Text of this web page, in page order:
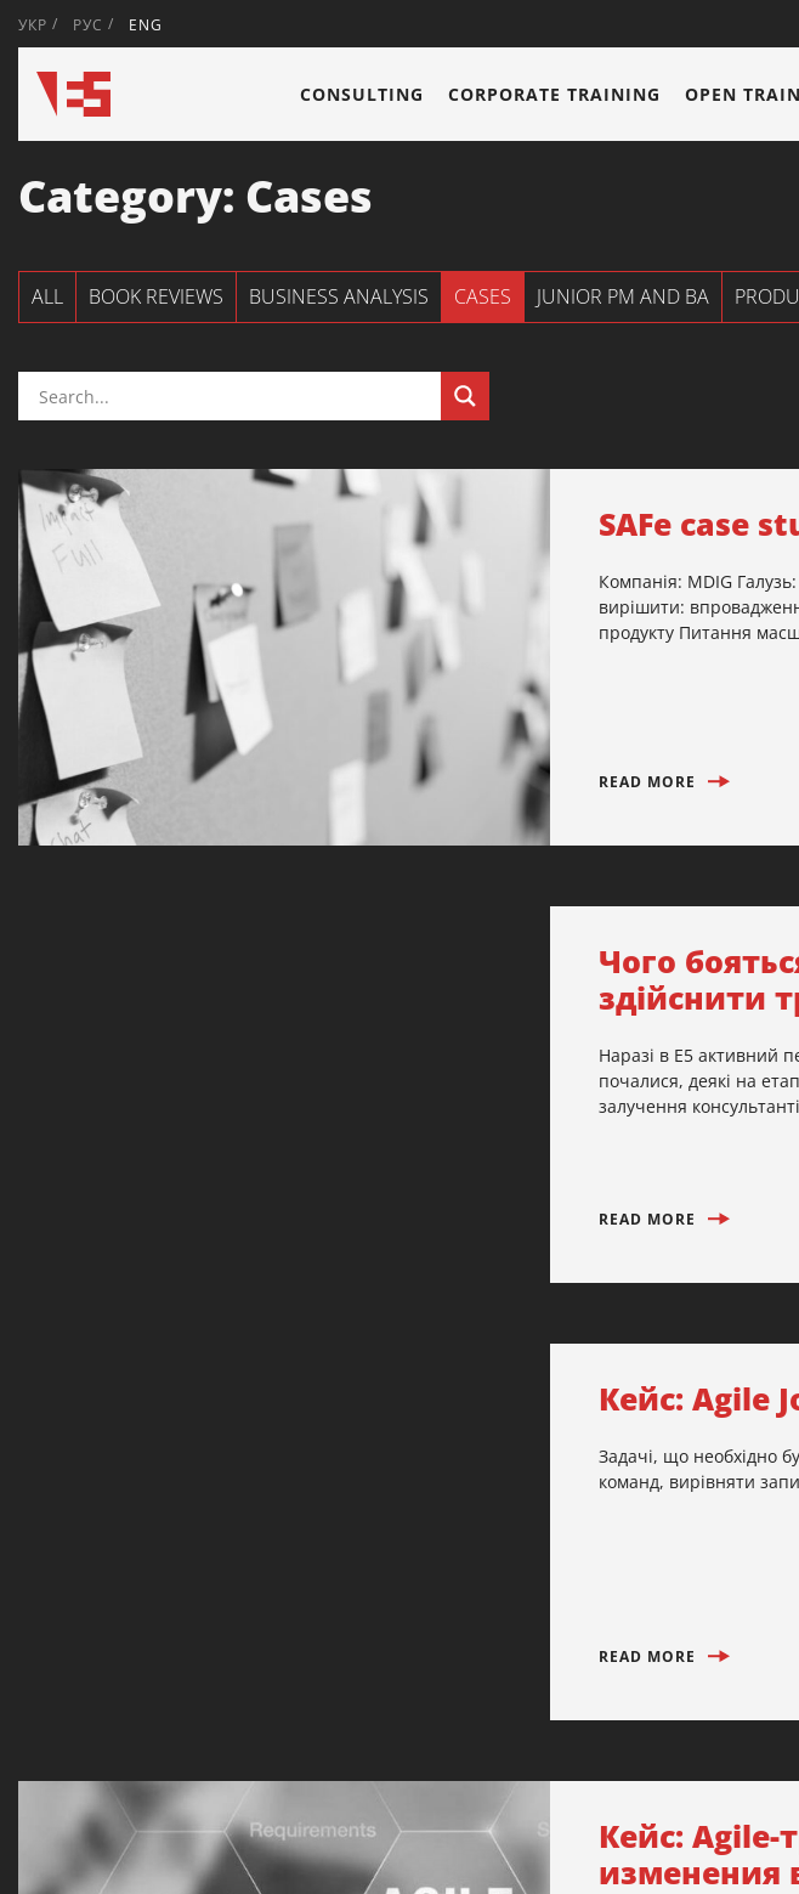
УКР РУС ENG
CONSULTING CORPORATE TRAINING OPEN
Category: Cases
ALL BOOK REVIEWS BUSINESS ANALYSIS CASES JUNIOR PM AND BA
SAFe case
Компанія: MDIG
вирішити:
продукту Питання
READ MORE
Чого
здійснити
Наразі в Е5 активний
почалися, деякі на
залучення
READ MORE
Кейс: Agile
Задачі, що необхідно
команд, вирівняти
READ MORE
Кейс:
изменения